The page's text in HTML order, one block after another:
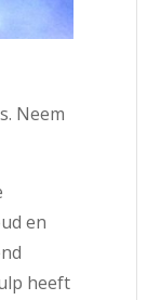
Neem
en
heeft